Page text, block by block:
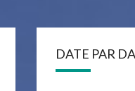
DATE PAR